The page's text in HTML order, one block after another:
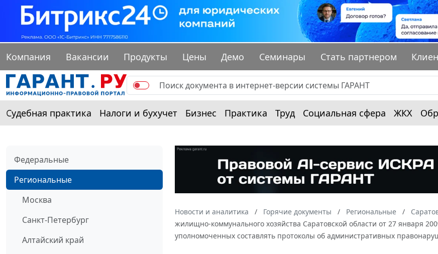
Компания Вакансии Продукты Цены Демо Семинары Стать партнером
Судебная практика Налоги и бухучет Бизнес Практика Труд Социальная сфера ЖКХ
Федеральные
Региональные
Москва
Санкт-Петербург
Алтайский край
Новости и аналитика Горячие документы Региональные
жилищно-коммунального хозяйства Саратовской области от 27 января
уполномоченных составлять протоколы об административных